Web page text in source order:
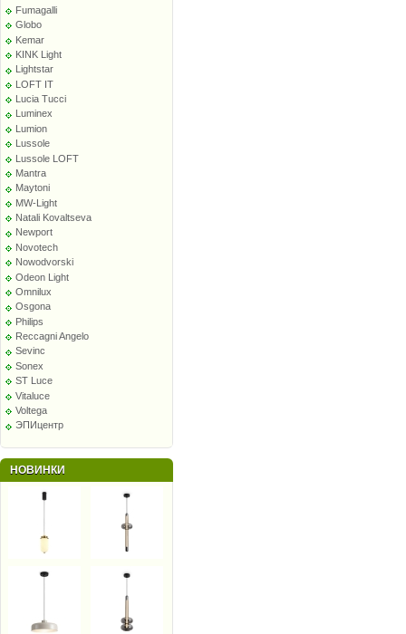
Fumagalli
Globo
Kemar
KINK Light
Lightstar
LOFT IT
Lucia Tucci
Luminex
Lumion
Lussole
Lussole LOFT
Mantra
Maytoni
MW-Light
Natali Kovaltseva
Newport
Novotech
Nowodvorski
Odeon Light
Omnilux
Osgona
Philips
Reccagni Angelo
Sevinc
Sonex
ST Luce
Vitaluce
Voltega
ЭПИцентр
НОВИНКИ